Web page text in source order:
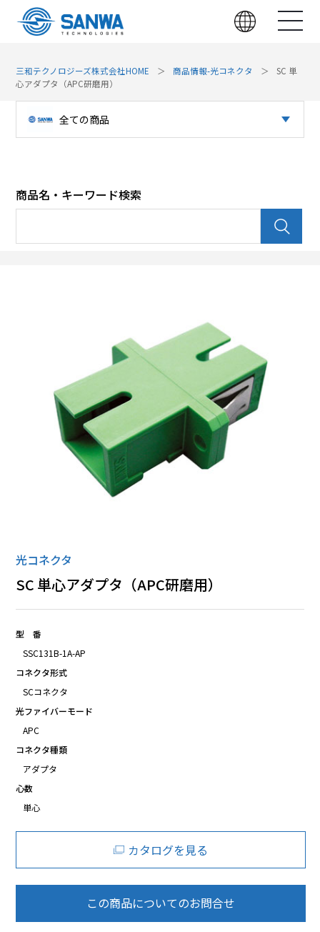
三和テクノロジーズ株式会社HOME 商品情報-光コネクタ
SC 単
心アダプタ（APC研磨用）
全ての商品
パッチパネル（光）
丸形コネクタ
全ての商品
商品名・キーワード検索
光コネクタ
SC 単心アダプタ（APC研磨用）
型 番
SSC131B-1A-AP
コネクタ形式
SCコネクタ
光ファイバーモード
APC
コネクタ種類
アダプタ
心数
単心
カタログを見る
この商品についてのお問合せ